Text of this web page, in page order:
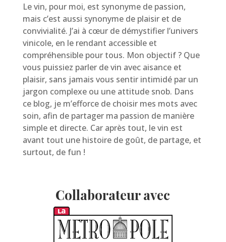
Le vin, pour moi, est synonyme de passion,
mais c’est aussi synonyme de plaisir et de
convivialité. J’ai à cœur de démystifier l’univers
vinicole, en le rendant accessible et
compréhensible pour tous. Mon objectif ? Que
vous puissiez parler de vin avec aisance et
plaisir, sans jamais vous sentir intimidé par un
jargon complexe ou une attitude snob. Dans
ce blog, je m’efforce de choisir mes mots avec
soin, afin de partager ma passion de manière
simple et directe. Car après tout, le vin est
avant tout une histoire de goût, de partage, et
surtout, de fun !
Collaborateur avec